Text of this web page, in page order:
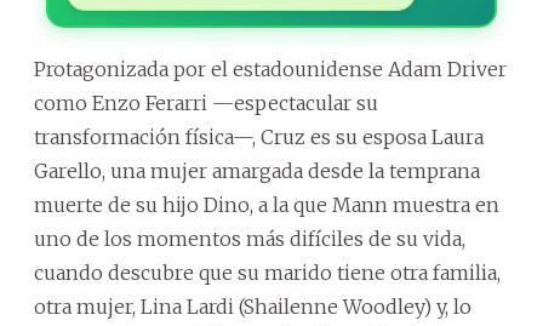
Protagonizada por el estadounidense Adam Driver
como Enzo Ferarri —espectacular su
transformación física—, Cruz es su esposa Laura
Garello, una mujer amargada desde la temprana
muerte de su hijo Dino, a la que Mann muestra en
uno de los momentos más difíciles de su vida,
cuando descubre que su marido tiene otra familia,
otra mujer, Lina Lardi (Shailenne Woodley) y, lo